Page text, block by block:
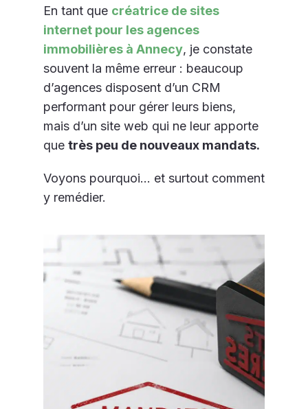
En tant que créatrice de sites
internet pour les agences
immobilières à Annecy, je constate
souvent la même erreur : beaucoup
d’agences disposent d’un CRM
performant pour gérer leurs biens,
mais d’un site web qui ne leur apporte
que très peu de nouveaux mandats.
Voyons pourquoi… et surtout comment
y remédier.